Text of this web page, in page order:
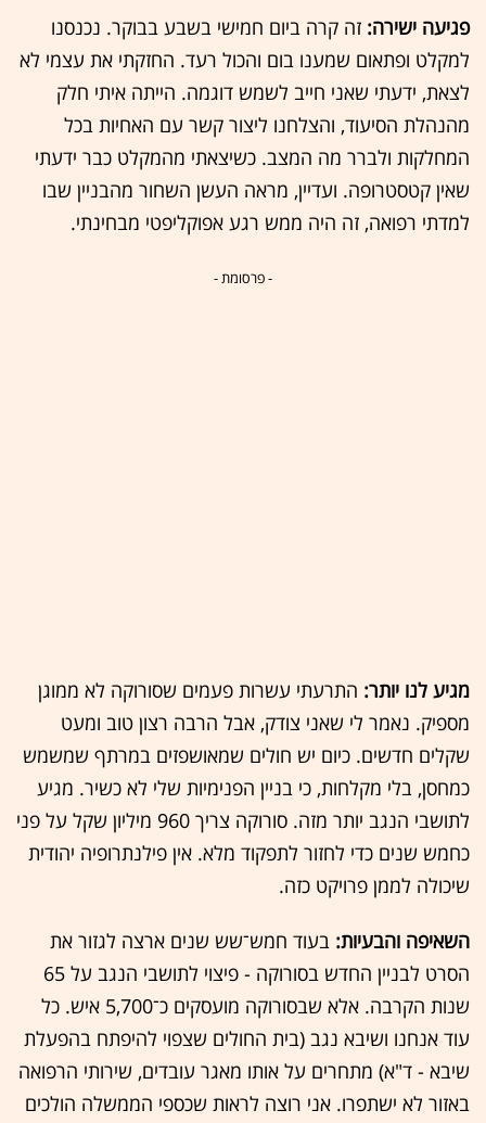
פגיעה ישירה: זה קרה ביום חמישי בשבע בבוקר. נכנסנו
למקלט ופתאום שמענו בום והכול רעד. החזקתי את עצמי לא
לצאת, ידעתי שאני חייב לשמש דוגמה. הייתה איתי חלק
מהנהלת הסיעוד, והצלחנו ליצור קשר עם האחיות בכל
המחלקות ולברר מה המצב. כשיצאתי מהמקלט כבר ידעתי
שאין קטסטרופה. ועדיין, מראה העשן השחור מהבניין שבו
למדתי רפואה, זה היה ממש רגע אפוקליפטי מבחינתי.
- פרסומת -
מגיע לנו יותר: התרעתי עשרות פעמים שסורוקה לא ממוגן
מספיק. נאמר לי שאני צודק, אבל הרבה רצון טוב ומעט
שקלים חדשים. כיום יש חולים שמאושפזים במרתף שמשמש
כמחסן, בלי מקלחות, כי בניין הפנימיות שלי לא כשיר. מגיע
לתושבי הנגב יותר מזה. סורוקה צריך 960 מיליון שקל על פני
כחמש שנים כדי לחזור לתפקוד מלא. אין פילנתרופיה יהודית
שיכולה לממן פרויקט כזה.
השאיפה והבעיות: בעוד חמש־שש שנים ארצה לגזור את
הסרט לבניין החדש בסורוקה - פיצוי לתושבי הנגב על 65
שנות הקרבה. אלא שבסורוקה מועסקים כ־5,700 איש. כל
עוד אנחנו ושיבא נגב (בית החולים שצפוי להיפתח בהפעלת
שיבא - ד"א) מתחרים על אותו מאגר עובדים, שירותי הרפואה
באזור לא ישתפרו. אני רוצה לראות שכספי הממשלה הולכים